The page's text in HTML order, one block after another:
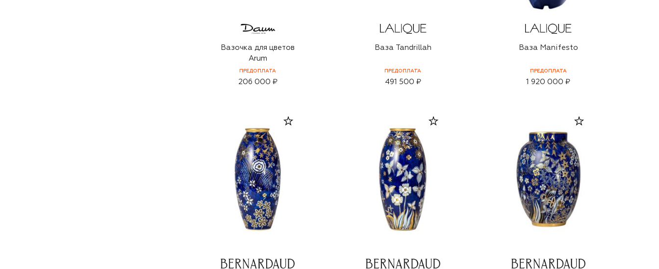
Вазочка для цветов
Arum
ПРЕДОПЛАТА
206 000 ₽
Ваза Tandrillah
ПРЕДОПЛАТА
491 500 ₽
Ваза Manifesto
ПРЕДОПЛАТА
1 920 000 ₽